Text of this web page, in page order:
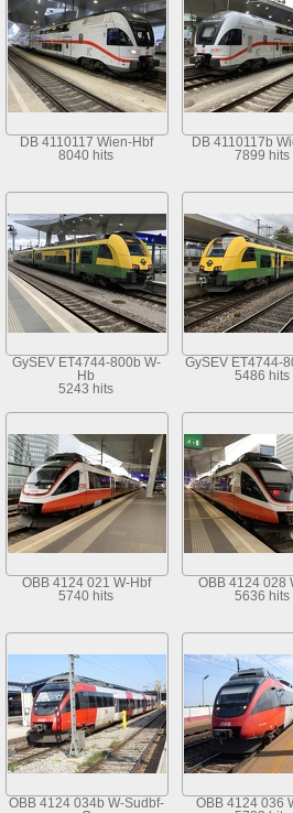
DB 4110117 Wien-Hbf
8040 hits
DB 4110117b
7899 hits
GySEV ET4744-800b W-
Hb
5243 hits
GySEV ET4744-
5486 hits
OBB 4124 021 W-Hbf
5740 hits
OBB 4124 028
5636 hits
OBB 4124 034b W-Sudbf-
OBB 4124 036